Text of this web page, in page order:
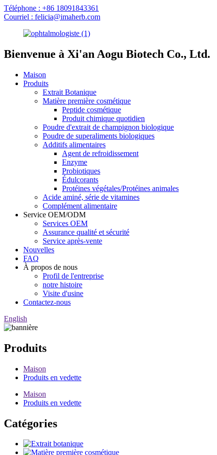
Téléphone : +86 18091843361
Courriel : felicia@imaherb.com
Bienvenue à Xi'an Aogu Biotech Co., Ltd.
Maison
Produits
Extrait Botanique
Matière première cosmétique
Peptide cosmétique
Produit chimique quotidien
Poudre d'extrait de champignon biologique
Poudre de superaliments biologiques
Additifs alimentaires
Agent de refroidissement
Enzyme
Probiotiques
Édulcorants
Protéines végétales/Protéines animales
Acide aminé, série de vitamines
Complément alimentaire
Service OEM/ODM
Services OEM
Assurance qualité et sécurité
Service après-vente
Nouvelles
FAQ
À propos de nous
Profil de l'entreprise
notre histoire
Visite d'usine
Contactez-nous
English
Produits
Maison
Produits en vedette
Maison
Produits en vedette
Catégories